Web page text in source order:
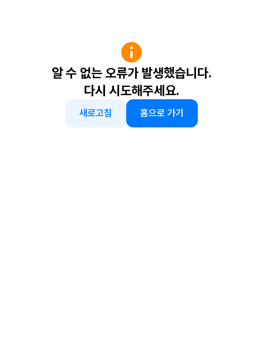
알 수 없는 오류가 발생했습니다.
다시 시도해주세요.
새로고침 홈으로 가기